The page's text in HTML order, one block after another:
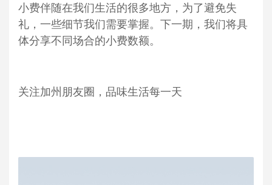
小费伴随在我们生活的很多地方，为了避免失
礼，一些细节我们需要掌握。下一期，我们将具
体分享不同场合的小费数额。
关注加州朋友圈，品味生活每一天